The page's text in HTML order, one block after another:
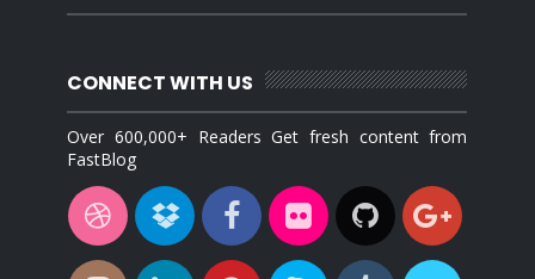
CONNECT WITH US
Over 600,000+ Readers Get fresh content from
FastBlog